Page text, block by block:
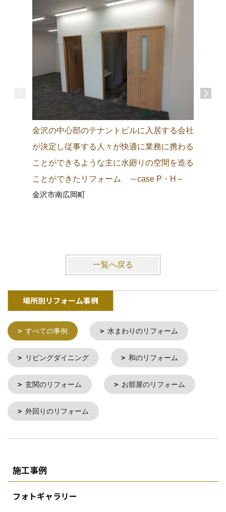
金沢の中心部のテナントビルに入居する会社
が決定し従事する人々が快適に業務に携わる
ことができるような主に水廻りの空間を造る
ことができたリフォーム ～case P・H～
金沢市南広岡町
一覧へ戻る
場所別リフォーム事例
すべての事例 水まわりのリフォーム
リビングダイニング 和のリフォーム
玄関のリフォーム お部屋のリフォーム
外回りのリフォーム
施工事例
フォトギャラリー